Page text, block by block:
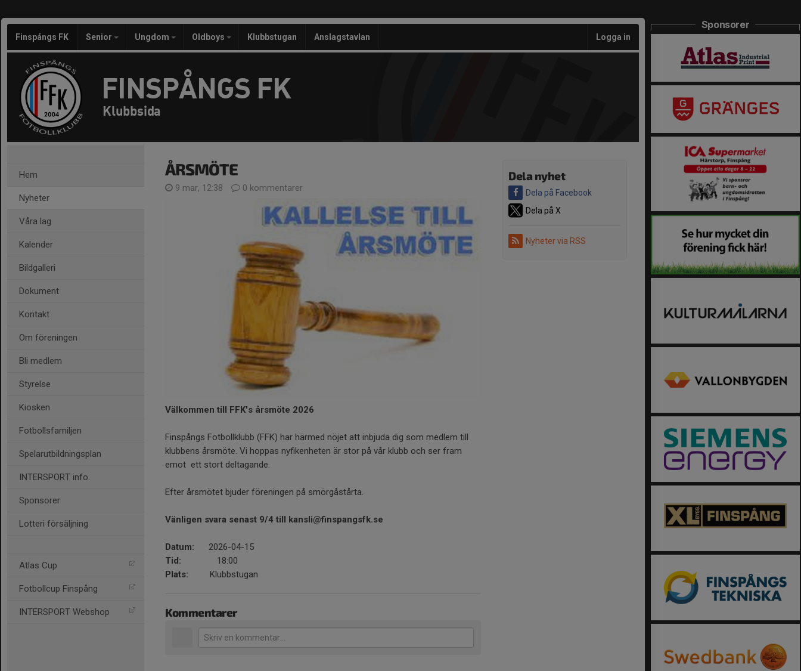
Finspångs FK Senior Ungdom Oldboys Klubbstugan Anslagstavlan Logga in
FINSPÅNGS FK
Klubbsida
Hem
Nyheter
Våra lag
Kalender
Bildgalleri
Dokument
Kontakt
Om föreningen
Bli medlem
Styrelse
Kiosken
Fotbollsfamiljen
Spelarutbildningsplan
INTERSPORT info.
Sponsorer
Lotteri försäljning
Atlas Cup
Fotbollcup Finspång
INTERSPORT Webshop
Dela nyhet
Dela på Facebook
Dela på X
Nyheter via RSS
ÅRSMÖTE
9 mar, 12:38 0 kommentarer
Välkommen till FFK's årsmöte 2026
Finspångs Fotbollklubb (FFK) har härmed nöjet att inbjuda dig som medlem till
klubbens årsmöte. Vi hoppas nyfikenheten är stor på vår klubb och ser fram
emot ett stort deltagande.
Efter årsmötet bjuder föreningen på smörgåstårta.
Vänligen svara senast 9/4 till kansli@finspangsfk.se
Datum:
2026-04-15
Tid: 18:00
Plats:
Klubbstugan
Kommentarer
Sponsorer